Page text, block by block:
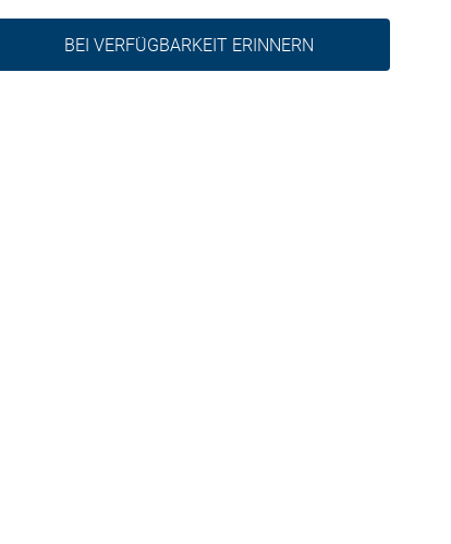
BEI VERFÜGBARKEIT ERINNERN